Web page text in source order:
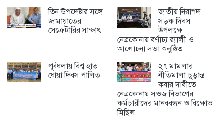
তিন উপদেষ্টার সঙ্গে
জামায়াতের
সেক্রেটারির সাক্ষাৎ
জাতীয় নিরাপদ
সড়ক দিবস
উপলক্ষে
নেত্রকোনায় বর্ণাঢ্য র‍্যালী ও
আলোচনা সভা অনুষ্ঠিত
পূর্বধলায় বিশ্ব হাত
ধোয়া দিবস পালিত
২৭ মামলার
নীতিমালা চুড়ান্ত
করার দাবীতে
নেত্রকোনায় সওজ বিভাগের
কর্মচারীদের মানববন্ধন ও বিক্ষোভ
মিছিল